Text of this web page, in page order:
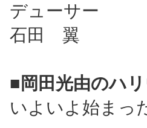
デューサー
石田 翼
■岡田光由のハ
いよいよ始まっ